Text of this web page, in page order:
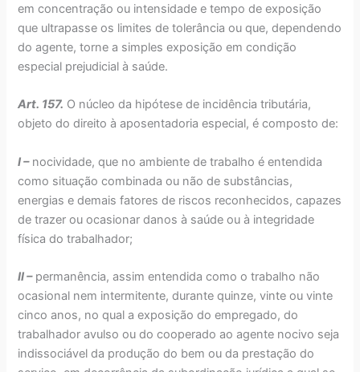
em concentração ou intensidade e tempo de exposição
que ultrapasse os limites de tolerância ou que, dependendo
do agente, torne a simples exposição em condição
especial prejudicial à saúde.
Art. 157. O núcleo da hipótese de incidência tributária,
objeto do direito à aposentadoria especial, é composto de:
I –nocividade, que no ambiente de trabalho é entendida
como situação combinada ou não de substâncias,
energias e demais fatores de riscos reconhecidos, capazes
de trazer ou ocasionar danos à saúde ou à integridade
física do trabalhador;
II –permanência, assim entendida como o trabalho não
ocasional nem intermitente, durante quinze, vinte ou vinte
cinco anos, no qual a exposição do empregado, do
trabalhador avulso ou do cooperado ao agente nocivo seja
indissociável da produção do bem ou da prestação do